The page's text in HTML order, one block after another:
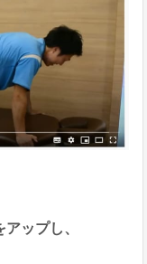
ップし、